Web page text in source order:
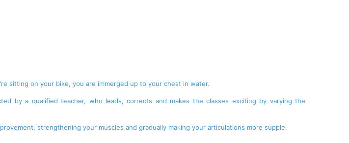
sitting on your bike, you are immerged up to your chest in water.
by a qualified teacher, who leads, corrects and makes the classes exciting by varying the
strengthening your muscles and gradually making your articulations more supple.